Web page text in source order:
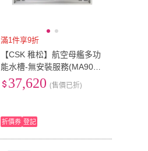
滿1件享9折
【CSK 稚松】航空母艦多功
能水槽-無安裝服務(MA906
0) 37,620 (售價已折)
折價券 登記